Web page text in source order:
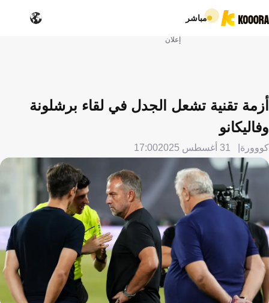
مباشر
إعلان
أزمة تقنية تشعل الجدل في لقاء برشلونة
وفاليكانو
كووورة 31 أغسطس 2025 17:00